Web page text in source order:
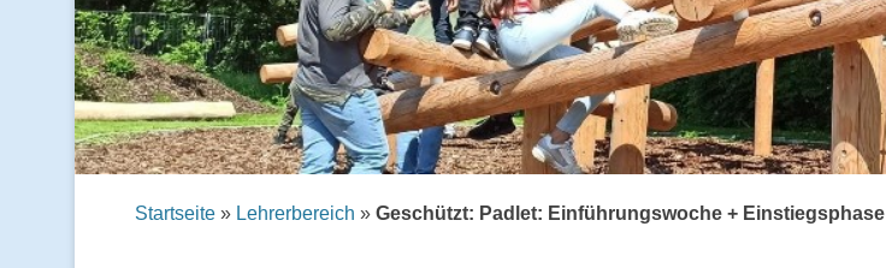
Startseite » Lehrerbereich » Geschützt: Padlet: Einführungswoche + Einstiegsphase